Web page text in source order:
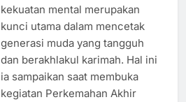
kekuatan mental merupakan
kunci utama dalam mencetak
generasi muda yang tangguh
dan berakhlakul karimah. Hal ini
ia sampaikan saat membuka
kegiatan Perkemahan Akhir